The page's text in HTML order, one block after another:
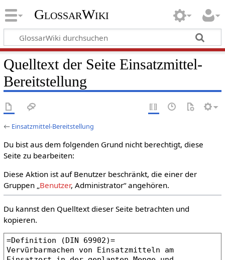
GlossarWiki
Quelltext der Seite Einsatzmittel-
Bereitstellung
← Einsatzmittel-Bereitstellung
Du bist aus dem folgenden Grund nicht berechtigt, diese
Seite zu bearbeiten:
Diese Aktion ist auf Benutzer beschränkt, die einer der
Gruppen „Benutzer, Administrator“ angehören.
Du kannst den Quelltext dieser Seite betrachten und
kopieren.